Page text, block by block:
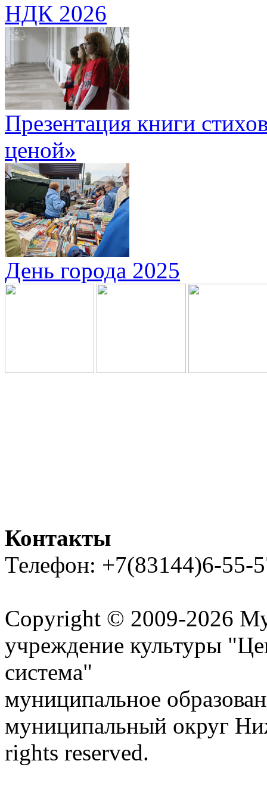
НДК 2026
Презентация книги
ценой»
День города 2025
Контакты
Телефон: +7(83144)6-55-
Copyright © 2009-2026
учреждение культуры
система"
муниципальное
муниципальный округ
rights reserved.